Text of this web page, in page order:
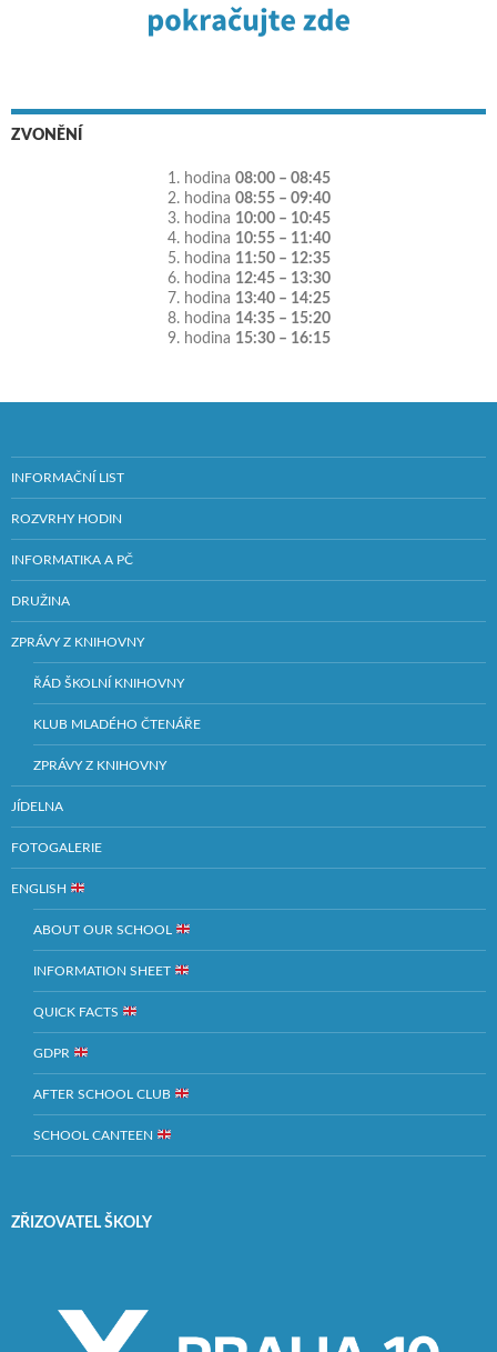
ZVONĚNÍ
1. hodina 08:00 – 08:45
2. hodina 08:55 – 09:40
3. hodina 10:00 – 10:45
4. hodina 10:55 – 11:40
5. hodina 11:50 – 12:35
6. hodina 12:45 – 13:30
7. hodina 13:40 – 14:25
8. hodina 14:35 – 15:20
9. hodina 15:30 – 16:15
INFORMAČNÍ LIST
ROZVRHY HODIN
INFORMATIKA A PČ
DRUŽINA
ZPRÁVY Z KNIHOVNY
ŘÁD ŠKOLNÍ KNIHOVNY
KLUB MLADÉHO ČTENÁŘE
ZPRÁVY Z KNIHOVNY
JÍDELNA
FOTOGALERIE
ENGLISH
ABOUT OUR SCHOOL
INFORMATION SHEET
QUICK FACTS
GDPR
AFTER SCHOOL CLUB
SCHOOL CANTEEN
ZŘIZOVATEL ŠKOLY